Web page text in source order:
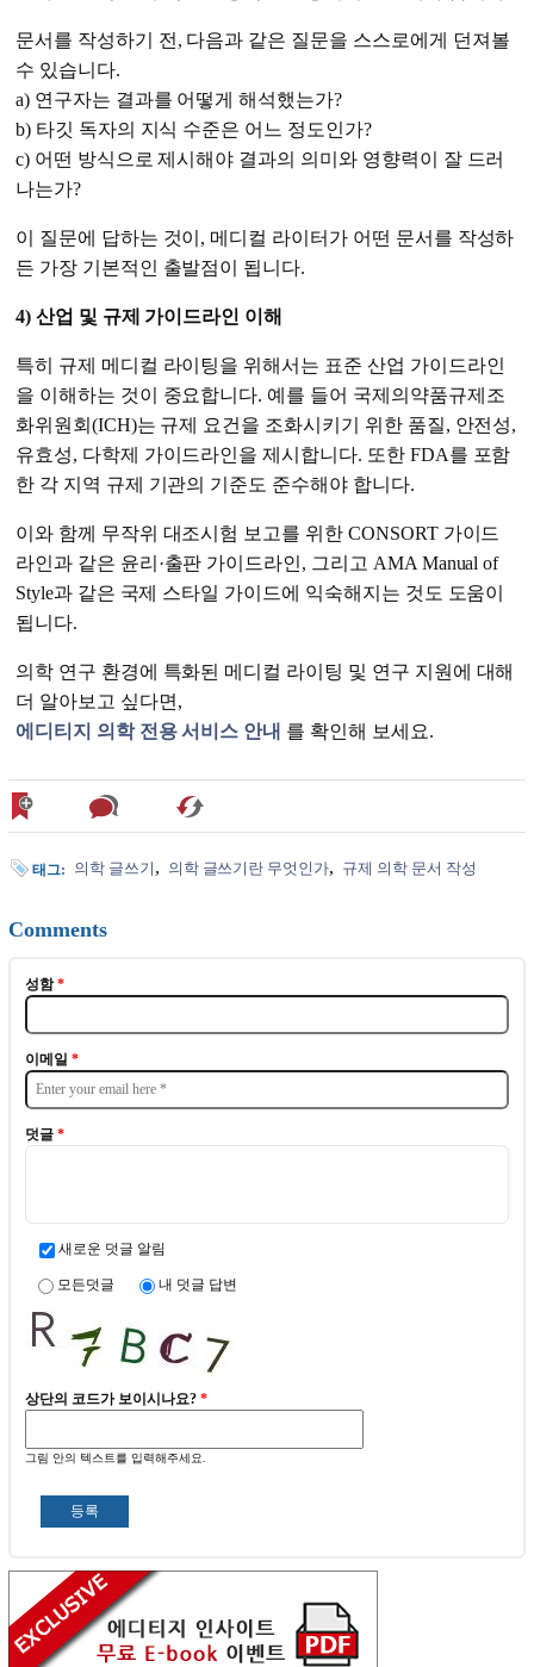
문서를 작성하기 전, 다음과 같은 질문을 스스로에게 던져볼
수 있습니다.
a) 연구자는 결과를 어떻게 해석했는가?
b) 타깃 독자의 지식 수준은 어느 정도인가?
c) 어떤 방식으로 제시해야 결과의 의미와 영향력이 잘 드러
나는가?
이 질문에 답하는 것이, 메디컬 라이터가 어떤 문서를 작성하
든 가장 기본적인 출발점이 됩니다.
4) 산업 및 규제 가이드라인 이해
특히 규제 메디컬 라이팅을 위해서는 표준 산업 가이드라인
을 이해하는 것이 중요합니다. 예를 들어 국제의약품규제조
화위원회(ICH)는 규제 요건을 조화시키기 위한 품질, 안전성,
유효성, 다학제 가이드라인을 제시합니다. 또한 FDA를 포함
한 각 지역 규제 기관의 기준도 준수해야 합니다.
이와 함께 무작위 대조시험 보고를 위한 CONSORT 가이드
라인과 같은 윤리·출판 가이드라인, 그리고 AMA Manual of
Style과 같은 국제 스타일 가이드에 익숙해지는 것도 도움이
됩니다.
의학 연구 환경에 특화된 메디컬 라이팅 및 연구 지원에 대해
더 알아보고 싶다면,
에디티지 의학 전용 서비스 안내 를 확인해 보세요.
태그: 의학 글쓰기 의학 글쓰기란 무엇인가 규제 의학 문서 작성
Comments
성함*
이메일 *
덧글 *
새로운 덧글 알림
모든덧글 내 덧글 답변
상단의 코드가 보이시나요? *
그림 안의 텍스트를 입력해주세요.